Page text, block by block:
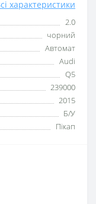
характеристики
2.0
чорний
Автомат
Audi
Q5
239000
2015
Б/У
Пікап